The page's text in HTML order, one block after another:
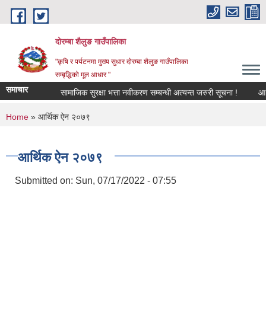
Skip to main content
दोरम्बा शैलुङ गाउँपालिका
"कृषि र पर्यटनमा मुख्य सुधार दोरम्बा शैलुङ गाउँपालिका
सम्बृद्धिको मूल आधार "
समाचार सामाजिक सुरक्षा भत्ता नवीकरण सम्बन्धी अत्यन्त जरुरी सूचना !
You are here
Home » आर्थिक ऐन २०७९
आर्थिक ऐन २०७९
Submitted on: Sun, 07/17/2022 - 07:55